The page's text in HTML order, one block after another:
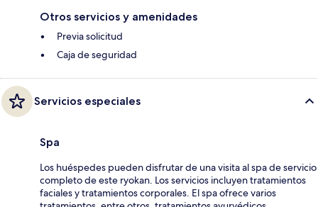
Otros servicios y amenidades
Previa solicitud
Caja de seguridad
Servicios especiales
Spa
Los huéspedes pueden disfrutar de una visita al spa de servicio
completo de este ryokan. Los servicios incluyen tratamientos
faciales y tratamientos corporales. El spa ofrece varios